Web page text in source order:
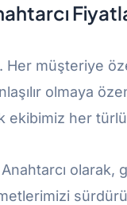
Her müşteriye
olmaya
her türlü
olarak,